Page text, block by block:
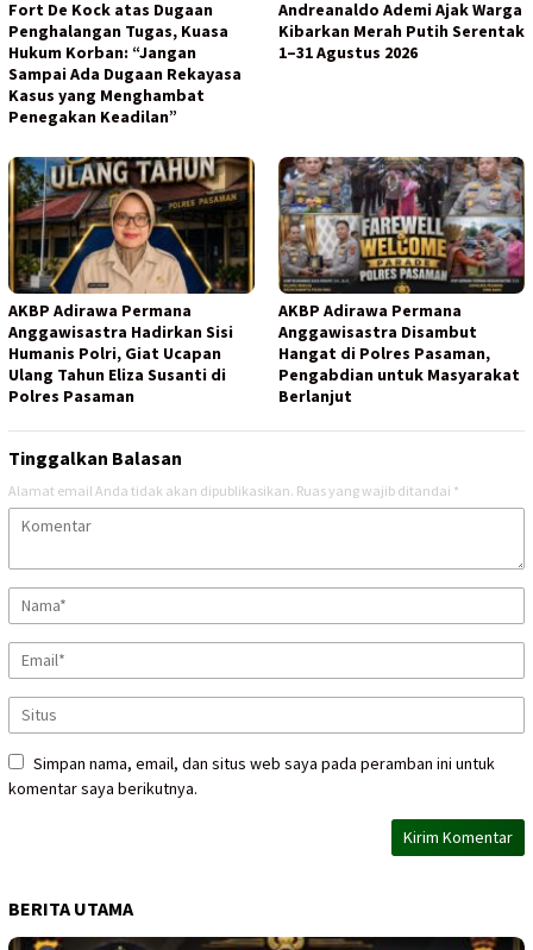
Fort De Kock atas Dugaan
Penghalangan Tugas, Kuasa
Hukum Korban: “Jangan
Sampai Ada Dugaan Rekayasa
Kasus yang Menghambat
Penegakan Keadilan”
Andreanaldo Ademi Ajak Warga
Kibarkan Merah Putih Serentak
1–31 Agustus 2026
AKBP Adirawa Permana
Anggawisastra Hadirkan Sisi
Humanis Polri, Giat Ucapan
Ulang Tahun Eliza Susanti di
Polres Pasaman
AKBP Adirawa Permana
Anggawisastra Disambut
Hangat di Polres Pasaman,
Pengabdian untuk Masyarakat
Berlanjut
Tinggalkan Balasan
Alamat email Anda tidak akan dipublikasikan. Ruas yang wajib ditandai *
Simpan nama, email, dan situs web saya pada peramban ini untuk
komentar saya berikutnya.
BERITA UTAMA